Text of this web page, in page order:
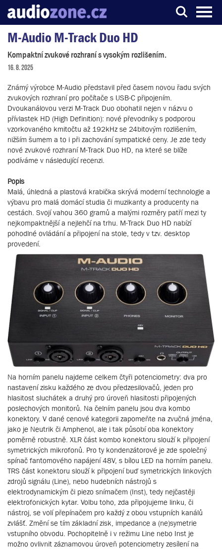
Server o digitálním zpracování zvuku
M-Audio M-Track Duo HD
Kompaktní zvukové rozhraní s vysokým rozlišením.
16. 8. 2025
Známý výrobce M-Audio představil před časem novou řadu svých
zvukových rozhraní pro počítače s USB-C připojením.
Dvoukanálovou verzi M-Track Duo obohatil nejen v názvu o
přívlastek HD (High Definition): nové převodníky s podporou
vzorkovaného kmitočtu až 192kHz se 24bitovým rozlišením,
nižším šumem a to i při zachování sympatické ceny. Je zde tedy
nové zvukové rozhraní M-Track Duo HD, na které se blíže
podíváme v následující recenzi.
Popis
Malá, úhledná a plastová krabička skrývá moderní technologie a
výbavu pro malá domácí studia či muzikanty a producenty na
cestách. Svojí vahou 360 gramů a malými rozměry patří mezi ty
nejkompaktnější a nejlehčí na trhu. M-Track Duo HD nabízí
pohodlné ovládání a připojení na stole, tedy v tzv. desktop
provedení.
Na horním panelu najdeme celkem čtyři potenciometry: dva pro
nastavení zisku každého ze dvou předzesilovačů, jeden pro
hlasitost sluchátek a druhý pro úroveň hlasitosti připojených
poslechových monitorů. Na čelním panelu jsou dva kombo
konektory. V dané cenové kategorii zapomeňte na zvučná jména,
jako je Neutrik či Amphenol, ale i tak působí oba konektory
poměrně robustně. XLR část kombo konektoru slouží k připojení
symetrických mikrofonů. Pro ty kondenzátorové je zde společný
spínač fantomového napájení 48V, s bílou LED na horním panelu.
TRS část konektoru slouží k připojení buď symetrických linkových
zdrojů signálu (Line), nebo hudebních nástrojů s
elektrodynamickým či piezo snímačem (Inst), tedy nejčastěji
elektrofonických kytar. Volbu toho, zda připojujeme linku, či
nástroj, se volí přepínačem pro každý z obou vstupních kanálů
zvlášť. Změní se tím základní zisk, impedance a (ne)symetrie
vstupního obvodu. Pochopitelně i v režimu Line nebo Inst je
možno ovlivnit záznamovou úroveň potenciometry zesílení na